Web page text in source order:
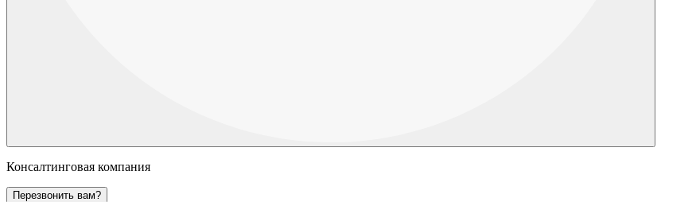
Консалтинговая компания
Перезвонить вам?